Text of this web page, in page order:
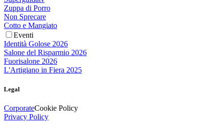
Zuppa di Porro
Non Sprecare
Cotto e Mangiato
Eventi
Identità Golose 2026
Salone del Risparmio 2026
Fuorisalone 2026
L'Artigiano in Fiera 2025
Legal
CorporateCookie Policy
Privacy Policy